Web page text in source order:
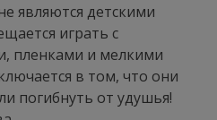
являются детскими
играть с
пленками и мелкими
в том, что они
погибнуть от удушья!